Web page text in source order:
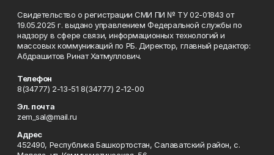
Свидетельство о регистрации СМИ ПИ № ТУ 02-01843 от
19.05.2025 г. выдано управлением Федеральной службы по
надзору в сфере связи, информационных технологий и
массовых коммуникаций по РБ. Директор, главный редактор:
Абдрашитов Ринат Хатмуллович.
Телефон
8(34777) 2-13-51 8(34777) 2-12-00
Эл. почта
zem_sal@mail.ru
Адрес
452490, Республика Башкортостан, Салаватский район, с.